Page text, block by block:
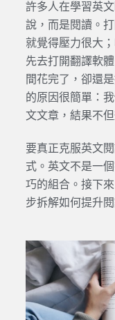
許多人在學習英
說，而是閱讀。
就覺得壓力很大
先去打開翻譯軟
間花完了，卻還
的原因很簡單：
文文章，結果不
要真正克服英文
式。英文不是一
巧的組合。接下
步拆解如何提升閱